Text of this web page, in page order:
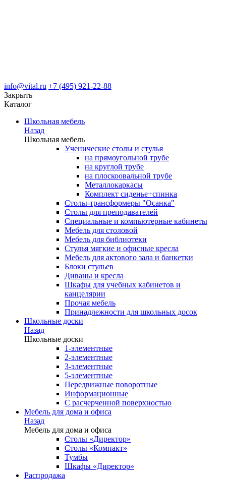
info@vital.ru +7 (495) 921-22-88
Закрыть
Каталог
Школьная мебель
Назад
Школьная мебель
Ученические столы и стулья
на прямоугольной трубе
на круглой трубе
на плоскоовальной трубе
Металлокаркасы
Комплект сиденье+спинка
Столы-трансформеры "Осанка"
Столы для преподавателей
Специальные и компьютерные кабинеты
Мебель для столовой
Мебель для библиотеки
Стулья мягкие и офисные кресла
Мебель для актового зала и банкетки
Блоки стульев
Диваны и кресла
Шкафы для учебных кабинетов и
канцелярии
Прочая мебель
Принадлежности для школьных досок
Школьные доски
Назад
Школьные доски
1-элементные
2-элементные
3-элементные
5-элементные
Передвижные поворотные
Информационные
С расчерченной поверхностью
Мебель для дома и офиса
Назад
Мебель для дома и офиса
Столы «Директор»
Столы «Компакт»
Тумбы
Шкафы «Директор»
Распродажа